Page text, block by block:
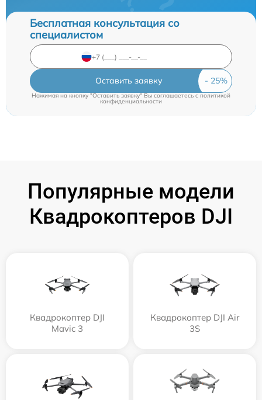
Бесплатная консультация со
специалистом
Оставить заявку
Нажимая на кнопку "Оставить заявку" Вы соглашаетесь cполитикой
конфиденциальности
Популярные модели
Квадрокоптеров DJI
Квадрокоптер DJI
Mavic 3
Квадрокоптер DJI Air
3S